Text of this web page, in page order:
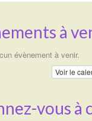
à
évènement à venir.
Voir le
vous à